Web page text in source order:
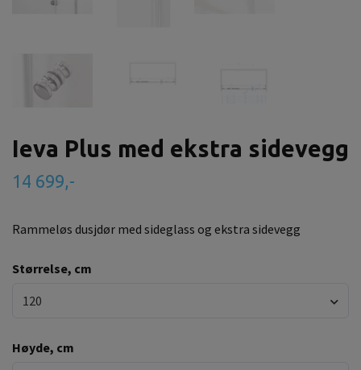
Ieva Plus med ekstra sidevegg
14 699,-
Rammeløs dusjdør med sideglass og ekstra sidevegg
Størrelse, cm
120
Høyde, cm